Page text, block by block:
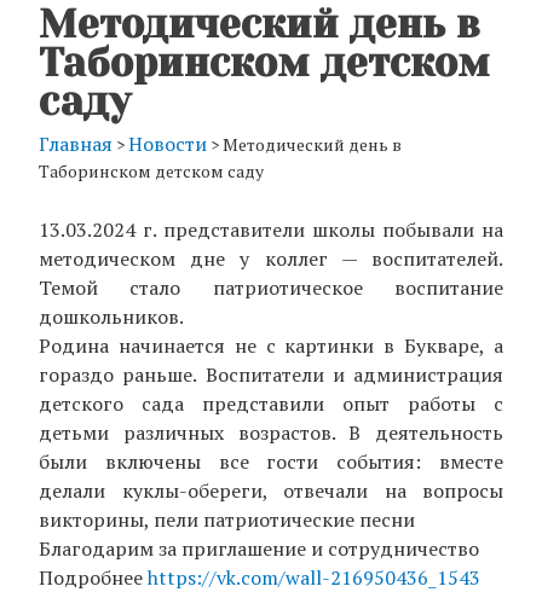
Методический день в
Таборинском детском
саду
Главная >Новости >Методический день в
Таборинском детском саду
13.03.2024 г. представители школы побывали на
методическом дне у коллег — воспитателей.
Темой стало патриотическое воспитание
дошкольников.
Родина начинается не с картинки в Букваре, а
гораздо раньше. Воспитатели и администрация
детского сада представили опыт работы с
детьми различных возрастов. В деятельность
были включены все гости события: вместе
делали куклы-обереги, отвечали на вопросы
викторины, пели патриотические песни
Благодарим за приглашение и сотрудничество
Подробнееhttps://vk.com/wall-216950436_1543